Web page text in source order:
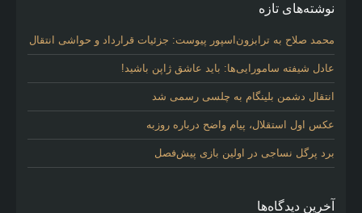
نوشته‌های تازه
محمد صلاح به ترابزون‌اسپور پیوست: جزئیات قرارداد و حواشی انتقال
عادل شیفته سامورایی‌ها: باید عاشق ژاپن باشید!
انتقال دشمن بلینگام به چلسی رسمی شد
عکس اول استقلال، پیام واضح درباره روزبه
برد پرگل نساجی در اولین بازی پیش‌فصل
آخرین دیدگاه‌ها